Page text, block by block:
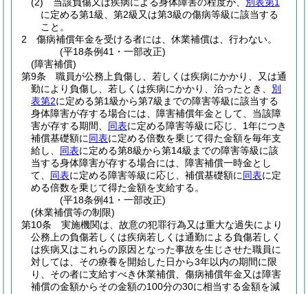
に定める第1級、第2級又は第3級の傷病等級に該当する
こと。
2
傷病補償年金を受ける者には、休業補償は、行わない。
(平18条例41・一部改正)
(障害補償)
第9条
職員が公務上負傷し、若しくは疾病にかかり、又は通
勤により負傷し、若しくは疾病にかかり、治ったとき、 別
表第2に定める第1級から第7級までの障害等級に該当する
身体障害が存する場合には、障害補償年金として、当該障
害が存する期間、 同表に定める障害等級に応じ、1年につき
補償基礎額に同表に定める倍数を乗じて得た金額を毎年支
給し、 同表に定める第8級から第14級までの障害等級に該
当する身体障害が存する場合には、障害補償一時金とし
て、 同表に定める障害等級に応じ、補償基礎額に同表に定
める倍数を乗じて得た金額を支給する。
(平18条例41・一部改正)
(休業補償等の制限)
第10条
実施機関は、故意の犯罪行為又は重大な過失により
公務上の負傷若しくは疾病若しくは通勤による負傷若しく
は疾病又はこれらの原因となった事故を生じさせた職員に
対しては、その療養を開始した日から3年以内の期間に限
り、その者に支給すべき休業補償、傷病補償年金又は障害
補償の金額からその金額の100分の30に相当する金額を減